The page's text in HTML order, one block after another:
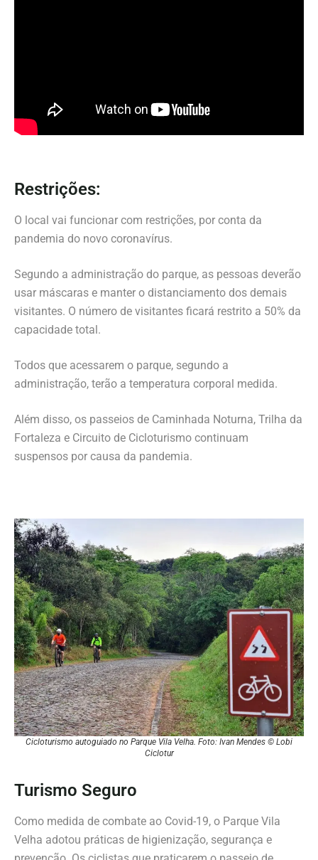
Restrições:
O local vai funcionar com restrições, por conta da
pandemia do novo coronavírus.
Segundo a administração do parque, as pessoas deverão
usar máscaras e manter o distanciamento dos demais
visitantes. O número de visitantes ficará restrito a 50% da
capacidade total.
Todos que acessarem o parque, segundo a
administração, terão a temperatura corporal medida.
Além disso, os passeios de Caminhada Noturna, Trilha da
Fortaleza e Circuito de Cicloturismo continuam
suspensos por causa da pandemia.
Cicloturismo autoguiado no Parque Vila Velha. Foto: Ivan Mendes © Lobi
Ciclotur
Turismo Seguro
Como medida de combate ao Covid-19, o Parque Vila
Velha adotou práticas de higienização, segurança e